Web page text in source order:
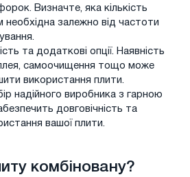
Визначте, яка кількість
залежно від частоти
та додаткові опції. Наявність
самоочищення тощо може
використання плити.
надійного виробника з гарною
довговічність та
вашої плити.
комбіновану?